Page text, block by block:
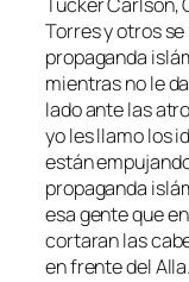
Tucker Carlson,
Torres y otros
propaganda
mientras no le
lado ante las
yo les llamo los
están
propaganda
esa gente que
cortaran las
en frente del Alla.